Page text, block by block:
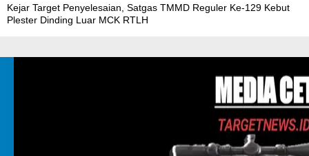
Kejar Target Penyelesaian, Satgas TMMD Reguler Ke-129 Kebut
Plester Dinding Luar MCK RTLH